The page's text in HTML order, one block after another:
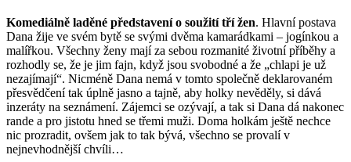
Komediálně laděné představení o soužití tří žen. Hlavní postava
Dana žije ve svém bytě se svými dvěma kamarádkami – jogínkou a
malířkou. Všechny ženy mají za sebou rozmanité životní příběhy a
rozhodly se, že je jim fajn, když jsou svobodné a že „chlapi je už
nezajímají“. Nicméně Dana nemá v tomto společně deklarovaném
přesvědčení tak úplně jasno a tajně, aby holky nevěděly, si dává
inzeráty na seznámení. Zájemci se ozývají, a tak si Dana dá nakonec
rande a pro jistotu hned se třemi muži. Doma holkám ještě nechce
nic prozradit, ovšem jak to tak bývá, všechno se provalí v
nejnevhodnější chvíli…